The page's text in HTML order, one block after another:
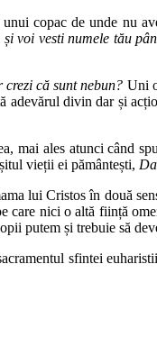
copac de unde nu
voi vesti numele tău
că sunt nebun? Uni
divin dar și
mai ales atunci când
vieții ei pământești, Da
lui Cristos în două
nici o altă ființă
putem și trebuie să
sfintei